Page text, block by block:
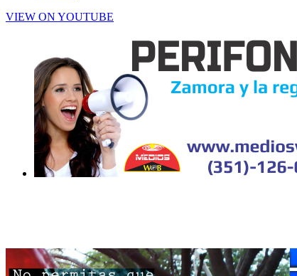
VIEW ON YOUTUBE